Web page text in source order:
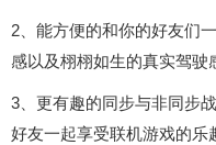
2、能方便的和你的好友们
感以及栩栩如生的真实驾驶
3、更有趣的同步与非同步
好友一起享受联机游戏的乐